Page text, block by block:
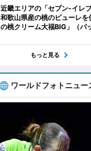
近畿エリアの「セブン-イレ
和歌山県産の桃のピューレを
の桃クリーム大福BIG」（パ
もっと見る
ワールドフォトニュー